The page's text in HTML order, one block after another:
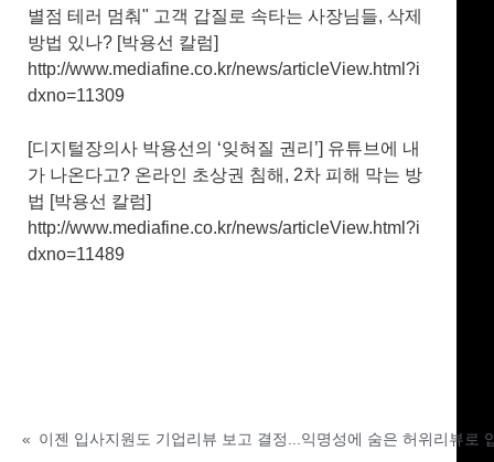
별점 테러 멈춰" 고객 갑질로 속타는 사장님들, 삭제
방법 있나? [박용선 칼럼]
http://www.mediafine.co.kr/news/articleView.html?i
dxno=11309
[디지털장의사 박용선의 ‘잊혀질 권리’] 유튜브에 내
가 나온다고? 온라인 초상권 침해, 2차 피해 막는 방
법 [박용선 칼럼]
http://www.mediafine.co.kr/news/articleView.html?i
dxno=11489
« 이젠 입사지원도 기업리뷰 보고 결정...익명성에 숨은 허위리뷰로